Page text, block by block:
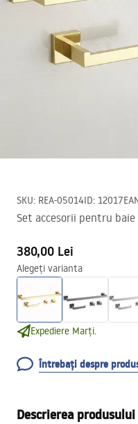
SKU: REA-05014ID: 12017
Set accesorii pentru baie
380,00 Lei
Alegeți varianta
Expediere Marți.
Întrebați despre
Descrierea produsului